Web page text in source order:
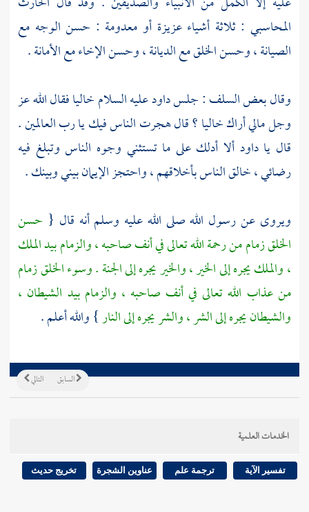
المحاسبي : ثلاثة أشياء عزيزة أو معدومة : حسن الوجه مع
الصيانة ، وحسن الخلق مع الديانة ، وحسن الإخاء مع الأمانة .
وقال بعضالسلف: جلسداودعليه السلام خاليا فقال الله عز
وجل مالي أراك خاليا ؟ قال هجرت الناس فيك يا رب العالمين .
قال ياداودألا أدلك على ما تستثني وجوه الناس وتبلغ فيه
رضائي ، خالق الناس بأخلاقهم ، واحتجز الإيمان بيني وبينك .
ويروى عن رسول الله صلى الله عليه وسلم أنه قال { حسن
الخلق زمام من رحمة الله تعالى في أنف صاحبه ، والزمام بيد الملك
، والملك يجره إلى الخير ، والخير يجره إلى الجنة . وسوء الخلق زمام
من عذاب الله تعالى في أنف صاحبه ، والزمام بيد الشيطان ،
والشيطان يجره إلى الشر ، والشر يجره إلى النار} والله أعلم .
التالي السابق
الخدمات العلمية
تفسير الآية ترجمة علم عناوين الشجرة تخريج حديث